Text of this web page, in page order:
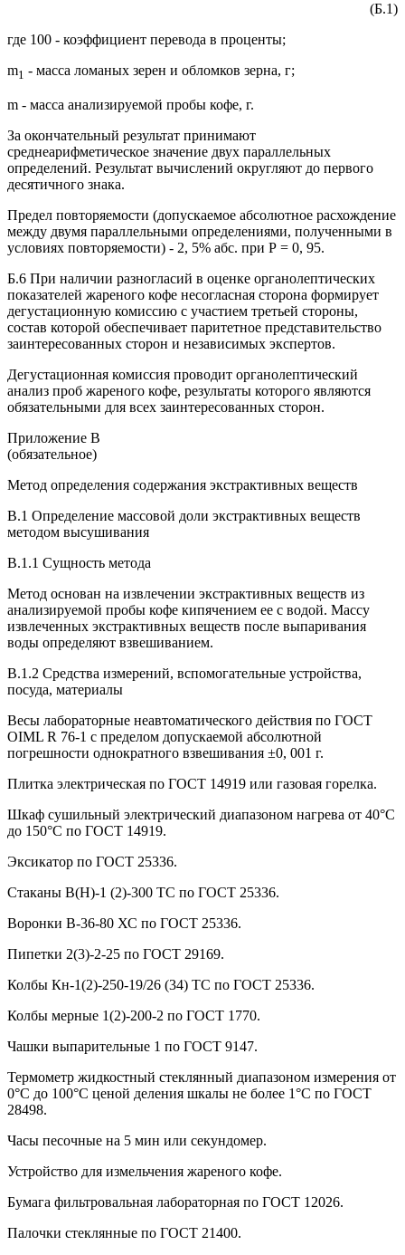
(Б.1)
где 100 - коэффициент перевода в проценты;
m1 - масса ломаных зерен и обломков зерна, г;
m - масса анализируемой пробы кофе, г.
За окончательный результат принимают
среднеарифметическое значение двух параллельных
определений. Результат вычислений округляют до первого
десятичного знака.
Предел повторяемости (допускаемое абсолютное расхождение
между двумя параллельными определениями, полученными в
условиях повторяемости) - 2, 5% абс. при Р = 0, 95.
Б.6 При наличии разногласий в оценке органолептических
показателей жареного кофе несогласная сторона формирует
дегустационную комиссию с участием третьей стороны,
состав которой обеспечивает паритетное представительство
заинтересованных сторон и независимых экспертов.
Дегустационная комиссия проводит органолептический
анализ проб жареного кофе, результаты которого являются
обязательными для всех заинтересованных сторон.
Приложение В
(обязательное)
Метод определения содержания экстрактивных веществ
В.1 Определение массовой доли экстрактивных веществ
методом высушивания
B.1.1 Сущность метода
Метод основан на извлечении экстрактивных веществ из
анализируемой пробы кофе кипячением ее с водой. Массу
извлеченных экстрактивных веществ после выпаривания
воды определяют взвешиванием.
B.1.2 Средства измерений, вспомогательные устройства,
посуда, материалы
Весы лабораторные неавтоматического действия по ГОСТ
OIML R 76-1 с пределом допускаемой абсолютной
погрешности однократного взвешивания ±0, 001 г.
Плитка электрическая по ГОСТ 14919 или газовая горелка.
Шкаф сушильный электрический диапазоном нагрева от 40°С
до 150°С по ГОСТ 14919.
Эксикатор по ГОСТ 25336.
Стаканы В(Н)-1 (2)-300 ТС по ГОСТ 25336.
Воронки В-36-80 ХС по ГОСТ 25336.
Пипетки 2(3)-2-25 по ГОСТ 29169.
Колбы Кн-1(2)-250-19/26 (34) ТС по ГОСТ 25336.
Колбы мерные 1(2)-200-2 по ГОСТ 1770.
Чашки выпарительные 1 по ГОСТ 9147.
Термометр жидкостный стеклянный диапазоном измерения от
0°С до 100°С ценой деления шкалы не более 1°С по ГОСТ
28498.
Часы песочные на 5 мин или секундомер.
Устройство для измельчения жареного кофе.
Бумага фильтровальная лабораторная по ГОСТ 12026.
Палочки стеклянные по ГОСТ 21400.